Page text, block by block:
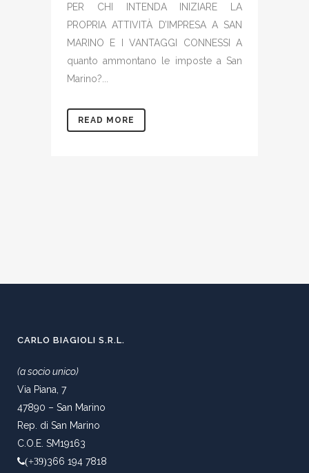
PER CHI INTENDA INIZIARE LA
PROPRIA ATTIVITÀ D’IMPRESA A SAN
MARINO E I VANTAGGI CONNESSI A
quanto ammontano le imposte a San
Marino?...
READ MORE
CARLO BIAGIOLI S.R.L.
(a socio unico)
Via Piana, 7
47890 – San Marino
Rep. di San Marino
C.O.E. SM19163
(+39)366 194 7818